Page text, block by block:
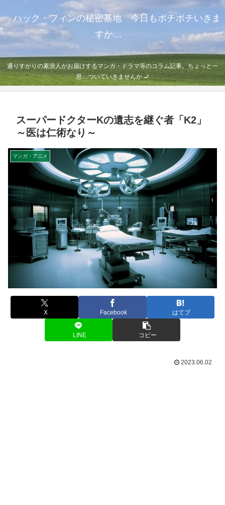
ハック・フィンの秘密基地 今日もボチボチいきま
すか…
通りすがりの素浪人がお届けするマンガ・ドラマ等のコラム記事。ちょっと一
息…ついていきませんか 🚬
スーパードクターKの遺志を継ぐ者「K2」
～医は仁術なり～
マンガ・アニメ
X Facebook はてブ
LINE コピー
2023.06.02